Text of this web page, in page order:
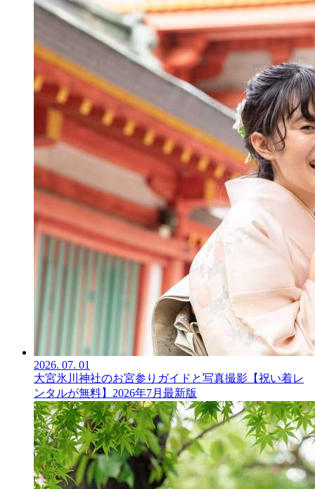
2026. 07. 01
大宮氷川神社のお宮参りガイドと写真撮影【祝い着レ
ンタルが無料】2026年7月最新版